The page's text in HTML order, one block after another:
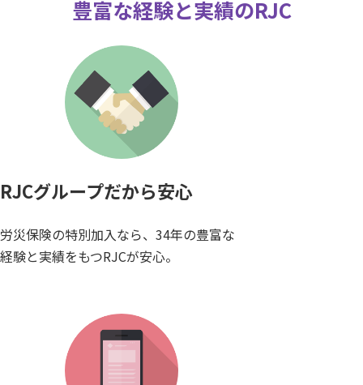
豊富な経験と実績のRJC
RJCグループだから安心
労災保険の特別加入なら、34年の豊富な
経験と実績をもつRJCが安心。